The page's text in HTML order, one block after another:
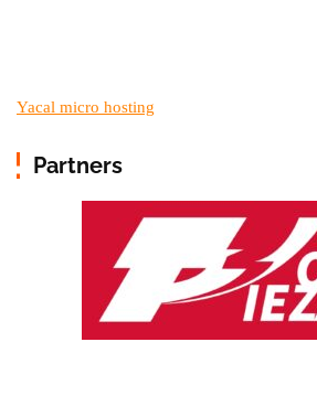
Yacal micro hosting
Partners